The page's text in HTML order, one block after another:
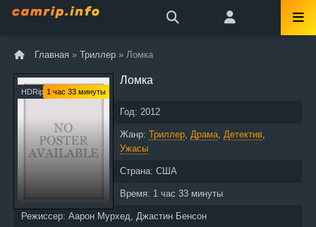
Главная » Триллер » Ломка
HDRip 1 час 33 минуты
Ломка
Год: 2012
Жанр: Триллер, Драма, Детектив,
Ужасы
Страна: США
Время: 1 час 33 минуты
Режиссер: Аарон Мурхед, Джастин Бенсон